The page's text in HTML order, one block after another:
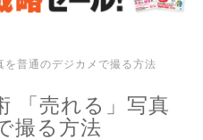
普通のデジカメで撮る方法
「売れる」写真
撮る方法